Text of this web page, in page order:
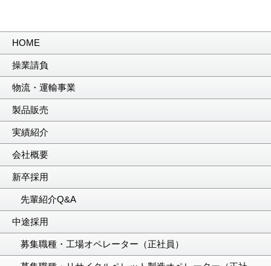
HOME
操業請負
物流・運輸事業
製品販売
実績紹介
会社概要
新卒採用
先輩紹介Q&A
中途採用
募集職種・工場オペレーター（正社員）